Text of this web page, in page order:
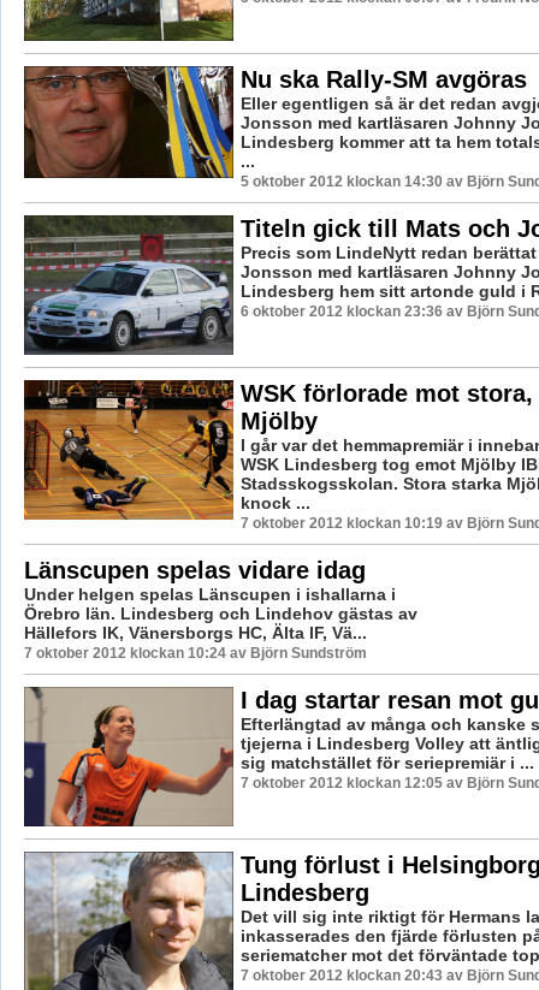
Nu ska Rally-SM avgöras
Eller egentligen så är det redan
Jonsson med kartläsaren Johnny
Lindesberg kommer att ta hem
...
5 oktober 2012 klockan 14:30 av Björn
Titeln gick till Mats och
Precis som LindeNytt redan
Jonsson med kartläsaren Johnny
Lindesberg hem sitt artonde guld i
6 oktober 2012 klockan 23:36 av Björn
WSK förlorade mot stora,
Mjölby
I går var det hemmapremiär i
WSK Lindesberg tog emot Mjölby
Stadsskogsskolan. Stora starka
knock ...
7 oktober 2012 klockan 10:19 av Björn
Länscupen spelas vidare idag
Under helgen spelas Länscupen i ishallarna i
Örebro län. Lindesberg och Lindehov gästas av
Hällefors IK, Vänersborgs HC, Älta IF, Vä...
7 oktober 2012 klockan 10:24 av Björn Sundström
I dag startar resan mot
Efterlängtad av många och kanske
tjejerna i Lindesberg Volley att
sig matchstället för seriepremiär i ...
7 oktober 2012 klockan 12:05 av Björn
Tung förlust i
Lindesberg
Det vill sig inte riktigt för Hermans
inkasserades den fjärde förlusten
seriematcher mot det förväntade
7 oktober 2012 klockan 20:43 av Björn